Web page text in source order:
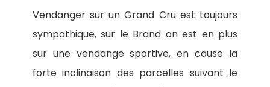
Vendanger sur un Grand Cru est toujours
sympathique, sur le Brand on est en plus
sur une vendange sportive, en cause la
forte inclinaison des parcelles suivant le